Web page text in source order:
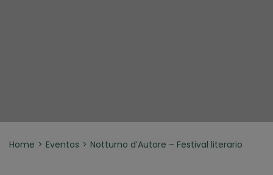
Home Eventos Notturno d’Autore – Festival literario